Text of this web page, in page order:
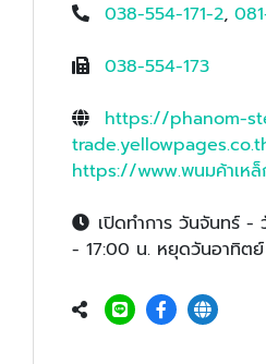
038-554-171-2,
038-554-173
https://phanom-
https://www.พนมค้าเหล็
เปิดทำการ วันจันทร์ -
- 17:00 น. หยุดวันอาทิตย์